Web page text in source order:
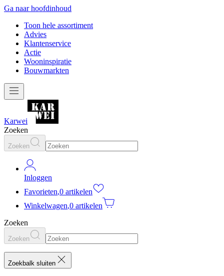
Ga naar hoofdinhoud
Toon hele assortiment
Advies
Klantenservice
Actie
Wooninspiratie
Bouwmarkten
Karwei
Zoeken
Zoeken
Inloggen
Favorieten,0 artikelen
Winkelwagen,0 artikelen
Zoeken
Zoeken
Zoekbalk sluiten